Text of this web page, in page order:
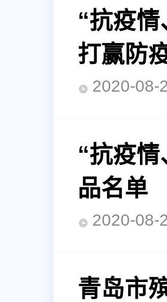
“抗疫
打赢防
2020-
“抗疫
品名单
2020-
青岛市